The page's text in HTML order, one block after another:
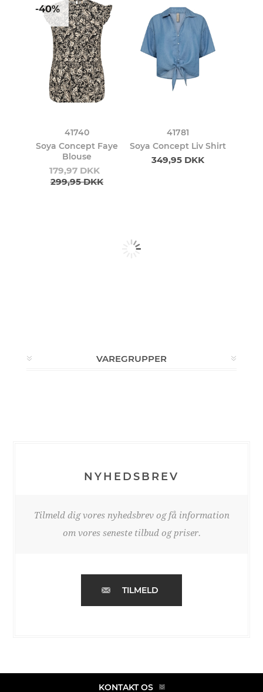
-40%
41740
Soya Concept Faye
Blouse
179,97 DKK
299,95 DKK
41781
Soya Concept Liv Shirt
349,95 DKK
VAREGRUPPER
NYHEDSBREV
Tilmeld dig vores nyhedsbrev og få information
om vores seneste tilbud og priser.
TILMELD
KONTAKT OS